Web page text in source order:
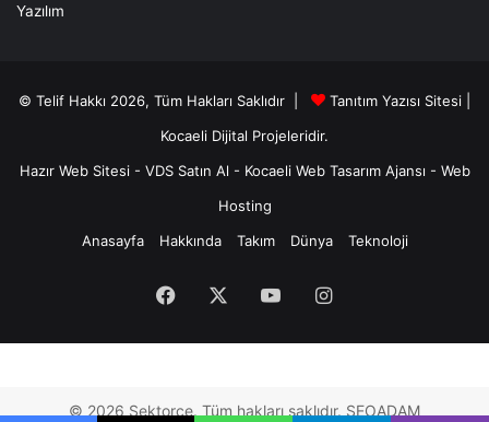
Yazılım
© Telif Hakkı 2026, Tüm Hakları Saklıdır |
Tanıtım Yazısı Sitesi |
Kocaeli Dijital Projeleridir.
Hazır Web Sitesi- VDS Satın Al - Kocaeli Web Tasarım Ajansı - Web
Hosting
Anasayfa
Hakkında Takım Dünya Teknoloji
Facebook YouTubeInstagram
© 2026 Sektorce. Tüm hakları saklıdır. SEOADAM